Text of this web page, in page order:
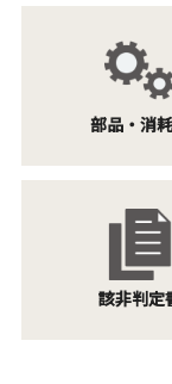
部品・消
該非判定